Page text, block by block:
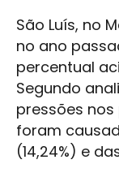
São Luís, no
no ano
percentual
Segundo
pressões
foram
(14,24%) e